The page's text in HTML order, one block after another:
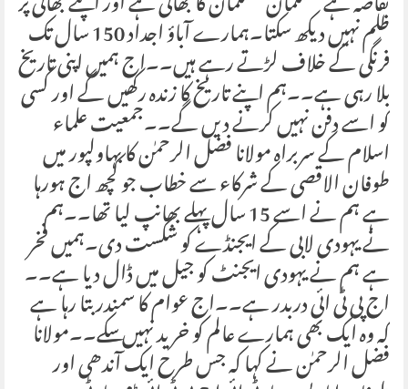
ظلم نہیں دیکھ سکتا۔ہمارے آباؤ اجداد 150 سال تک
فرنگی کے خلاف لڑتے رہے ہیں۔۔اج ہمیں اپنی تاریخ
بلا رہی ہے۔۔ہم اپنے تاریخ کا زندہ رکھیں گے اور کسی
کو اسے دفن نہیں کرنے دیں گے۔۔جمعیت علماء
اسلام کے سربراہ مولانا فضل الرحمٰن کا بہاولپور میں
طوفان الاقصی کے شرکاء سے خطاب جو کچھ اج ہورہا
ہے ہم نے اسے 15 سال پہلے بھانپ لیا تھا۔۔ہم
نے یہودی لابی کے ایجنڈے کو شکست دی۔ہمیں فخر
ہے ہم نے یہودی ایجنٹ کو جیل میں ڈال دیا ہے۔۔
اج پی ٹی ائی دربدر ہے۔۔اج عوام کا سمندر بتا رہا ہے
کہ وہ ایک بھی ہمارے عالم کو خرید نہیں سکے۔۔مولانا
فضل الرحمٰن نے کہا کہ جس طرح ایک آندھی اور